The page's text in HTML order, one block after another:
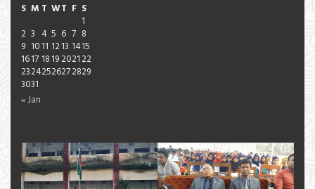
S M T WT F S
1
2 3 4 5 6 7 8
9 1011 1213 1415
1617 1819202122
23242526272829
3031
« Jan